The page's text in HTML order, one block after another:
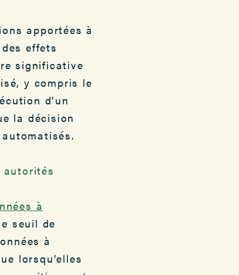
apportées à
effets
significative
y compris le
d’un
la décision
autorités
à
seuil de
à
lorsqu’elles